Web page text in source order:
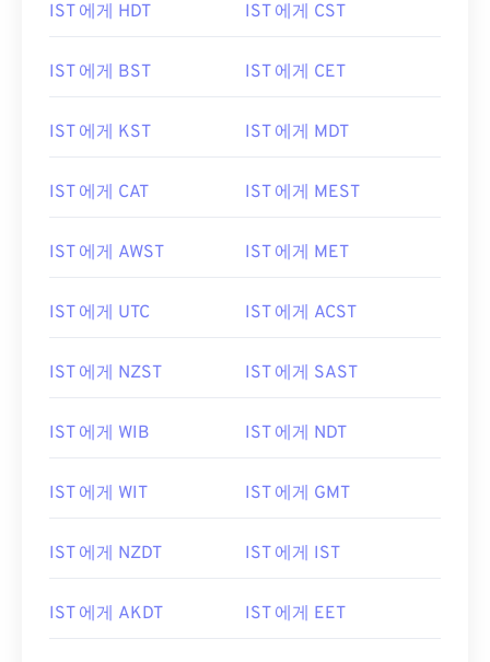
IST 에게 HDT IST 에게 CST
IST 에게 BST IST 에게 CET
IST 에게 KST IST 에게 MDT
IST 에게 CAT IST 에게 MEST
IST 에게 AWST IST 에게 MET
IST 에게 UTC IST 에게 ACST
IST 에게 NZST IST 에게 SAST
IST 에게 WIB IST 에게 NDT
IST 에게 WIT IST 에게 GMT
IST 에게 NZDT IST 에게 IST
IST 에게 AKDT IST 에게 EET